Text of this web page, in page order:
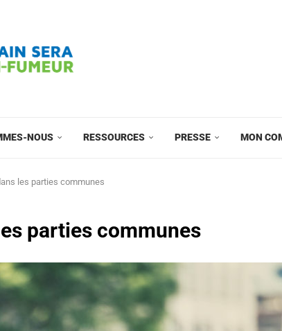
NOUS RESSOURCES PRESSE MON
les parties communes
parties communes